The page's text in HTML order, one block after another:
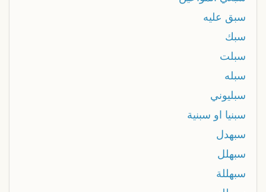
سبق عليه
سبك
سبلت
سبله
سبليوني
سبنيا او سبنية
سبهدل
سبهلل
سبهللة